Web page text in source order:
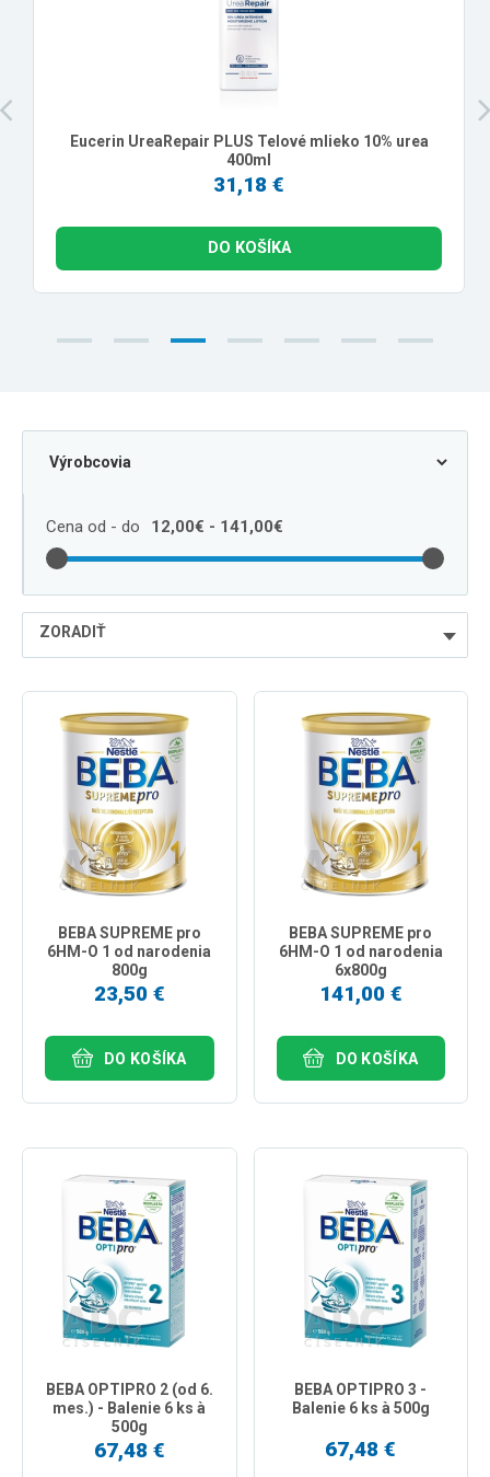
Eucerin UreaRepair PLUS Telové mlieko 10% urea
400ml
31,18 €
DO KOŠÍKA
Cena od - do 12,00€ - 141,00€
ZORADIŤ
najpredávanejšie
podľa názvu od A
BEBA SUPREME pro
6HM-O 1 od narodenia
800g
23,50 €
DO KOŠÍKA
BEBA SUPREME pro
6HM-O 1 od narodenia
6x800g
141,00 €
DO KOŠÍKA
BEBA OPTIPRO 2 (od 6.
mes.) - Balenie 6 ks à
500g
67,48 €
BEBA OPTIPRO 3 -
Balenie 6 ks à 500g
67,48 €